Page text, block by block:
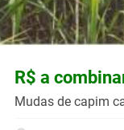
R$ a
Mudas de capim